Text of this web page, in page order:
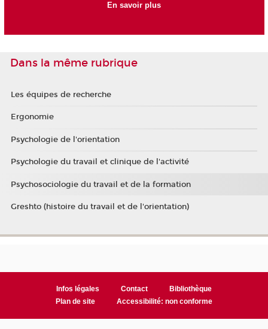
En savoir plus
Dans la même rubrique
Les équipes de recherche
Ergonomie
Psychologie de l'orientation
Psychologie du travail et clinique de l'activité
Psychosociologie du travail et de la formation
Greshto (histoire du travail et de l'orientation)
Infos légales Contact
Bibliothèque
Plan de site
Accessibilité: non conforme